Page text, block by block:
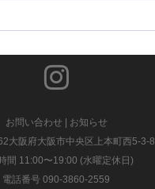
お問い合わせ
お知らせ
大阪府大阪市中央区上本町西5-3-8
間 11:00〜19:00 (水曜定休日)
電話番号 090-3860-2559